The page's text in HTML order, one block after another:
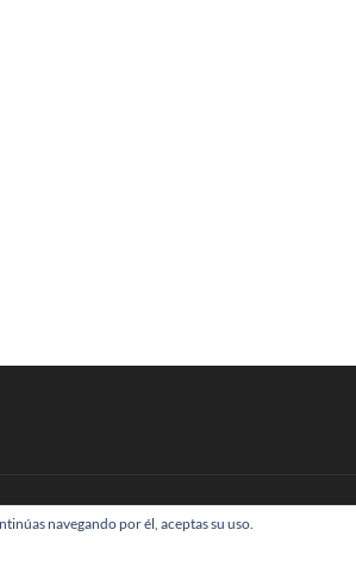
Theme Freesia|WordPress| © Todos los derechos
navegando por él, aceptas su uso.